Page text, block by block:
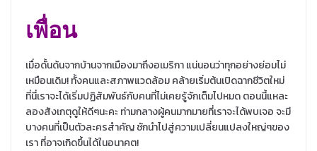
เพื่อน
เมื่อดั้นด้นจากบ้านจากเมืองมาถึงอเมริกา แน่นอนว่าทุกอย่างย่อมไม่
เหมือนเดิม! ทั้งคนและสภาพแวดล้อม คล้ายเริ่มต้นเปิดฉากชีวิตใหม่
ที่นี่เราจะได้เริ่มปฏิสัมพันธ์กับคนที่ไม่เคยรู้จักเต็มไปหมด ตอนนี้แหละ
ลองสังเกตุดูให้ดีๆนะคะ ท่ามกลางผู้คนมากมายที่เราจะได้พบเจอ จะมี
บางคนที่เป็นตัวละครสำคัญ ชักนำไปสู่ความเปลี่ยนแปลงใหญ่ๆของ
เรา ที่อาจเกิดขึ้นได้ในอนาคต!